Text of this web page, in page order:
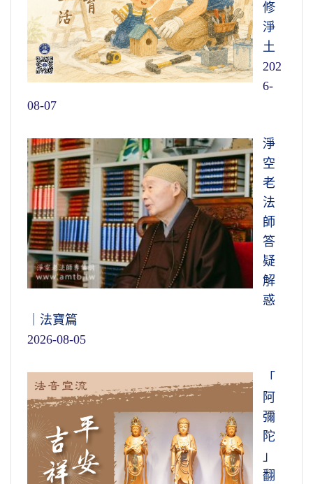
修
淨
土
202
6-
08-07
淨
空
老
法
師
答
疑
解
惑
｜法寶篇
2026-08-05
「
阿
彌
陀
」
翻